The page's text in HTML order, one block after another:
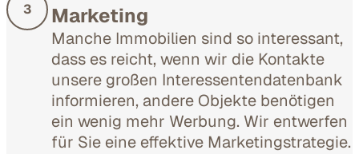
3 Marketing
Manche Immobilien sind so interessant,
dass es reicht, wenn wir die Kontakte
unsere großen Interessentendatenbank
informieren, andere Objekte benötigen
ein wenig mehr Werbung. Wir entwerfen
für Sie eine effektive Marketingstrategie.